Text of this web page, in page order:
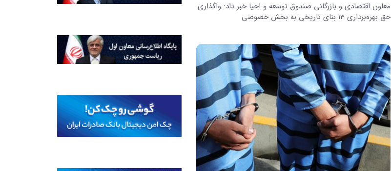
معاون اقتصادی و بازرگانی صندوق توسعه و احیا خبر داد: واگذاری
حق بهره‌برداری 13 بنای تاریخی به بخش خصوصی